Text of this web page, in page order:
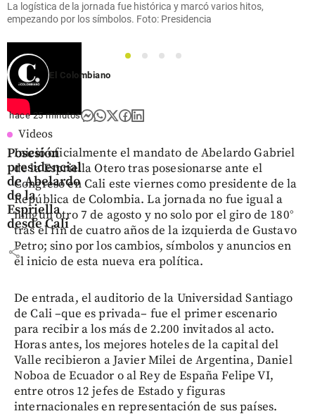
Videos
Posesión
presidencial
de Abelardo
de la
Espriella
desde Cali
share
La logística de la jornada fue histórica y marcó varios hitos,
empezando por los símbolos. Foto: Presidencia
1 2 3
4
El Colombiano
hace 25 minutos
Inició oficialmente el mandato de Abelardo Gabriel
de la Espriella Otero tras posesionarse ante el
Congreso en Cali este viernes como presidente de la
República de Colombia. La jornada no fue igual a
ningún otro 7 de agosto y no solo por el giro de 180°
tras el fin de cuatro años de la izquierda de Gustavo
Petro; sino por los cambios, símbolos y anuncios en
el inicio de esta nueva era política.
De entrada, el auditorio de la Universidad Santiago
de Cali –que es privada– fue el primer escenario
para recibir a los más de 2.200 invitados al acto.
Horas antes, los mejores hoteles de la capital del
Valle recibieron a Javier Milei de Argentina, Daniel
Noboa de Ecuador o al Rey de España Felipe VI,
entre otros 12 jefes de Estado y figuras
internacionales en representación de sus países.